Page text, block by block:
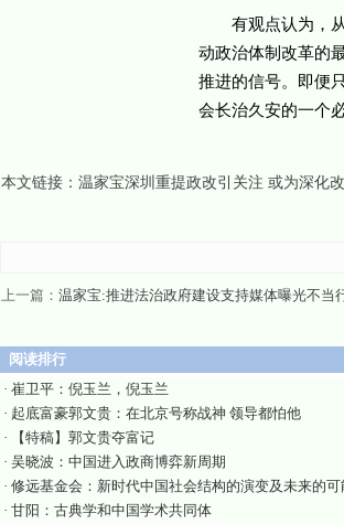
有观点认为，从
动政治体制改革的
推进的信号。即便
会长治久安的一个
本文链接： 温家宝深圳重提政改引关注 或为深化
上一篇： 温家宝:推进法治政府建设支持媒体曝光不当
阅读排行
· 崔卫平：倪玉兰，倪玉兰
· 起底富豪郭文贵：在北京号称战神 领导都怕他
·
【特稿】郭文贵夺富记
· 吴晓波：中国进入政商博弈新周期
· 修远基金会：新时代中国社会结构的演变及未来的可
· 甘阳：古典学和中国学术共同体